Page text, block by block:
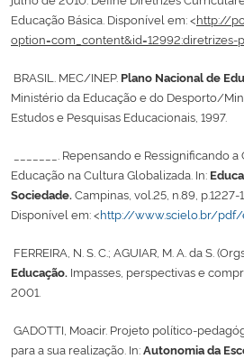
Educação Básica. Disponível em: <http://
option=com_content&id=12992:diretrizes-
BRASIL. MEC/INEP. Plano Nacional de
Ministério da Educação e do Desporto/
Estudos e Pesquisas Educacionais, 1997.
_______. Repensando e Ressignificando
Educação na Cultura Globalizada. In:
Sociedade. Campinas, vol.25, n.89,
Disponível em: <http://www.scielo.br/
FERREIRA, N. S. C.; AGUIAR, M. A. da S.
Educação. Impasses, perspectivas e
2001.
GADOTTI, Moacir. Projeto político-
para a sua realização. In: Autonomia da